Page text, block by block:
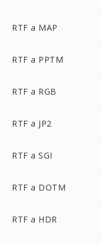
RTF a MAP
RTF a PPTM
RTF a RGB
RTF a JP2
RTF a SGI
RTF a DOTM
RTF a HDR